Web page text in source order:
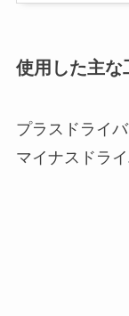
使用した主な
プラスドライ
マイナスドラ